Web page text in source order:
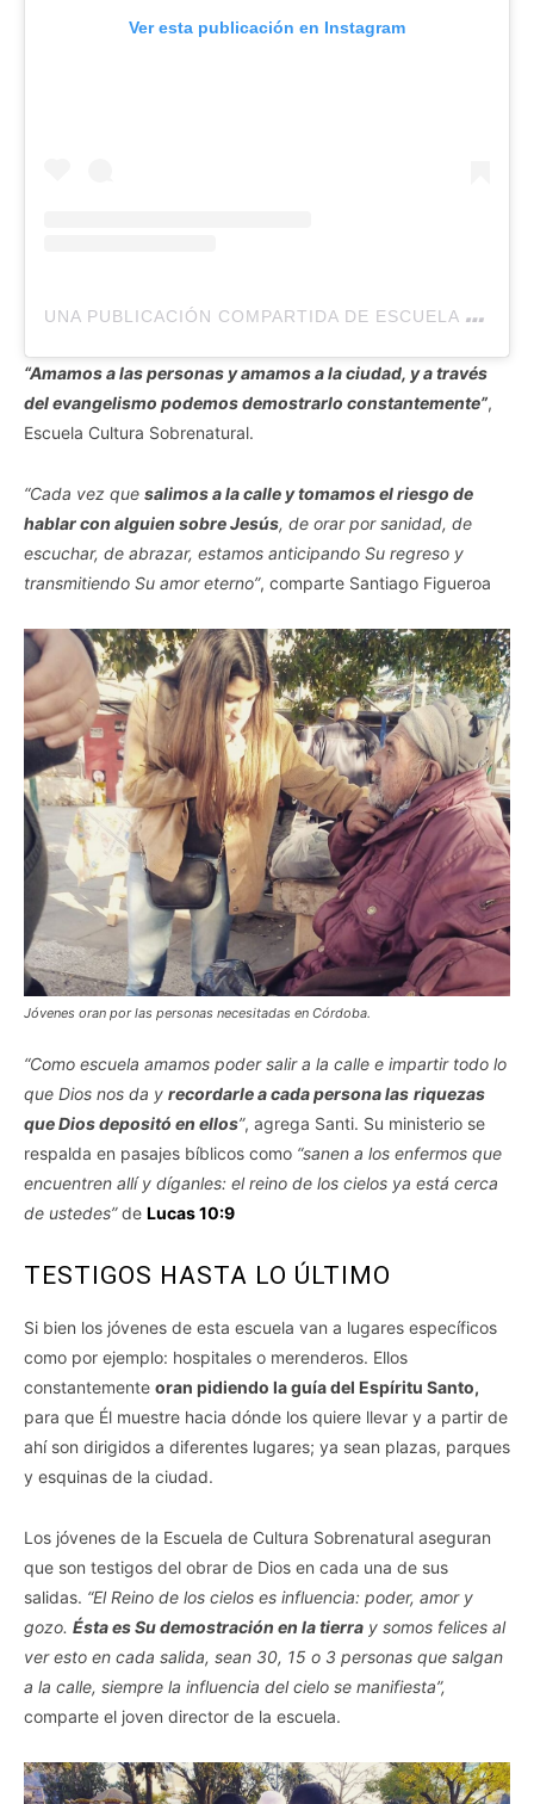
Ver esta publicación en Instagram
U
NA PUBLICACIÓN COMPARTIDA DE ESCUELA CULTURA SOBRENATURAL (@CULTURASOBRENATURAL.AR)
“Amamos a las personas y amamos a la ciudad, y a través
del evangelismo podemos demostrarlo constantemente”,
Escuela Cultura Sobrenatural.
“Cada vez que salimos a la calle y tomamos el riesgo de
hablar con alguien sobre Jesús, de orar por sanidad, de
escuchar, de abrazar, estamos anticipando Su regreso y
transmitiendo Su amor eterno”, comparte Santiago Figueroa
Jóvenes oran por las personas necesitadas en Córdoba.
“Como escuela amamos poder salir a la calle e impartir todo lo
que Dios nos da y recordarle a cada persona las riquezas
que Dios depositó en ellos”, agrega Santi. Su ministerio se
respalda en pasajes bíblicos como “sanen a los enfermos que
encuentren allí y díganles: el reino de los cielos ya está cerca
de ustedes”de Lucas 10:9
TESTIGOS HASTA LO ÚLTIMO
Si bien los jóvenes de esta escuela van a lugares específicos
como por ejemplo: hospitales o merenderos. Ellos
constantemente oran pidiendo la guía del Espíritu Santo,
para que Él muestre hacia dónde los quiere llevar y a partir de
ahí son dirigidos a diferentes lugares; ya sean plazas, parques
y esquinas de la ciudad.
Los jóvenes de la Escuela de Cultura Sobrenatural aseguran
que son testigos del obrar de Dios en cada una de sus
salidas. “El Reino de los cielos es influencia: poder, amor y
gozo. Ésta es Su demostración en la tierra y somos felices al
ver esto en cada salida, sean 30, 15 o 3 personas que salgan
a la calle, siempre la influencia del cielo se manifiesta”,
comparte el joven director de la escuela.